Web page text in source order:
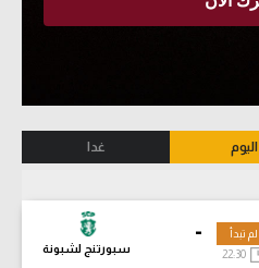
اليوم غدا
-
سبورتنج لشبونة
لم تبدأ